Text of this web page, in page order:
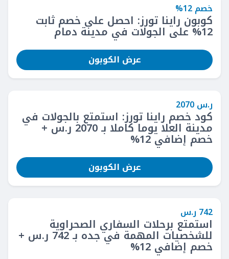
خصم 12%
كوبون راينا تورز: احصل على خصم ثابت
12% على الجولات في مدينة دمام
عرض الكوبون
ر.س 2070
كود خصم راينا تورز: استمتع بالجولات في
مدينة العلا يوما كاملا بـ 2070 ر.س +
خصم إضافي 12%
عرض الكوبون
742 ر.س
استمتع برحلات السفاري الصحراوية
للشخصيات المهمة في جده بـ 742 ر.س +
خصم إضافي 12%